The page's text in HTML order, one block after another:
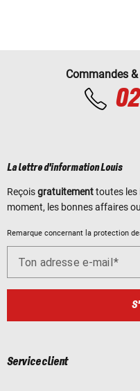
Commandes
La lettre d'information Louis
Reçoisgratuitementtoutes les
moment, les bonnes affaires
Remarque concernant la protection
Ton adresse e-mail
Service client